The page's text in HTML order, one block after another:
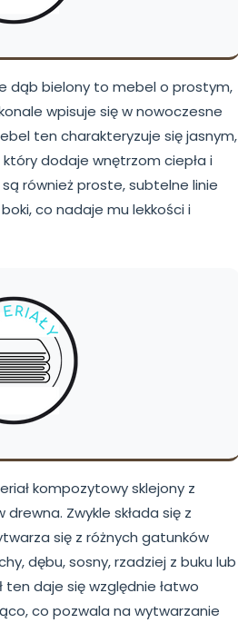
dąb bielony to mebel o prostym,
wpisuje się w nowoczesne
ten charakteryzuje się jasnym,
dodaje wnętrzom ciepła i
również proste, subtelne linie
co nadaje mu lekkości i
kompozytowy sklejony z
Zwykle składa się z
się z różnych gatunków
dębu, sosny, rzadziej z buku lub
daje się względnie łatwo
co pozwala na wytwarzanie